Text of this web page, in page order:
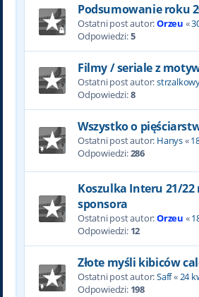
Podsumowanie roku
Ostatni post autor:Orzeu «
Odpowiedzi:5
Filmy / seriale z
Ostatni post autor:
Odpowiedzi:8
Wszystko o
Ostatni post autor: Hanys«
Odpowiedzi:286
Koszulka Interu 21/22
sponsora
Ostatni post autor:Orzeu «
Odpowiedzi: 12
Złote myśli kibiców
Ostatni post autor:Saff«24
Odpowiedzi: 198